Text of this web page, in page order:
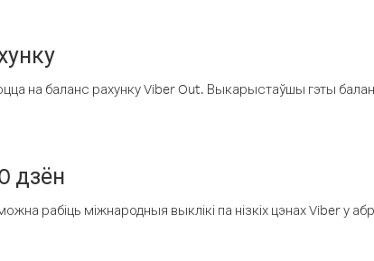
на баланс рахунку Viber Out. Выкарыстаўшы гэты
дзён
рабіць міжнародныя выклікі па нізкіх цэнах Viber у